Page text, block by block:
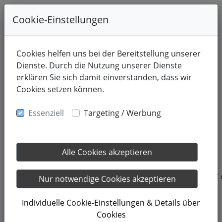
No snooze – warum du nicht die „Schlummern-
Wir kennen es alle: Der Wecker wird so lange immer
Cookie-Einstellungen
Cookies helfen uns bei der Bereitstellung unserer
Dienste. Durch die Nutzung unserer Dienste
erklären Sie sich damit einverstanden, dass wir
Cookies setzen können.
Essenziell Targeting / Werbung
Alle Cookies akzeptieren
Nur notwendige Cookies akzeptieren
Individuelle Cookie-Einstellungen & Details über
Cookies